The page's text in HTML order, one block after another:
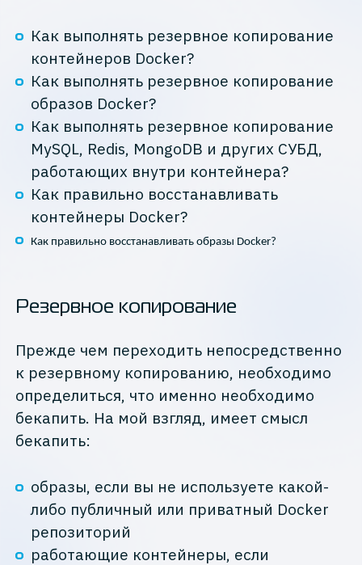
Как выполнять резервное копирование
контейнеров Docker?
Как выполнять резервное копирование
образов Docker?
Как выполнять резервное копирование
MySQL, Redis, MongoDB и других СУБД,
работающих внутри контейнера?
Как правильно восстанавливать
контейнеры Docker?
Как правильно восстанавливать образы Docker?
Резервное копирование
Прежде чем переходить непосредственно
к резервному копированию, необходимо
определиться, что именно необходимо
бекапить. На мой взгляд, имеет смысл
бекапить:
образы, если вы не используете какой-
либо публичный или приватный Docker
репозиторий
работающие контейнеры, если